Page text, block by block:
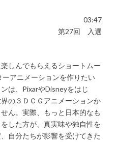
03:47
第27回 入選
しんでもらえるショートムー
アニメーションを作りたい
は、PixarやDisneyをはじ
の３ＤＣＧアニメーションか
ん。実際、もっと日本的なも
した方が、真実味や独自性を
自分たちが影響を受けてきた